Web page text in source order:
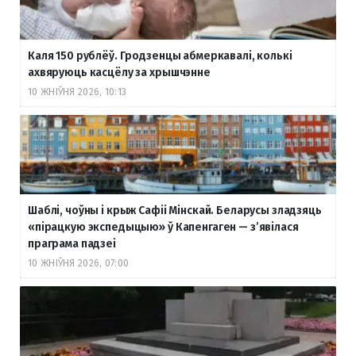
Каля 150 рублёў. Гродзенцы абмеркавалі, колькі
ахвяруюць касцёлу за хрышчэнне
10 ЖНІЎНЯ 2026, 10:13
Шаблі, чоўны і крыж Сафіі Мінскай. Беларусы зладзяць
«пірацкую экспедыцыю» ў Капенгаген — з’явілася
праграма падзеі
10 ЖНІЎНЯ 2026, 07:00